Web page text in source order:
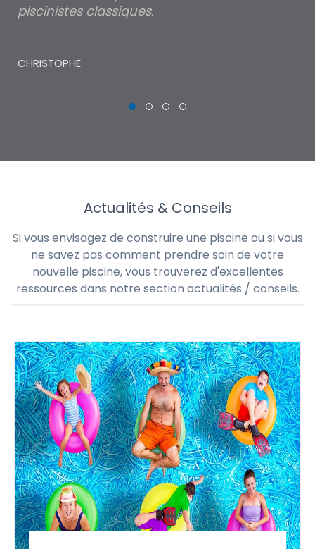
piscinistes classiques.
CHRISTOPHE
Actualités & Conseils
Si vous envisagez de construire une piscine ou si vous
ne savez pas comment prendre soin de votre
nouvelle piscine, vous trouverez d'excellentes
ressources dans notre section actualités / conseils.